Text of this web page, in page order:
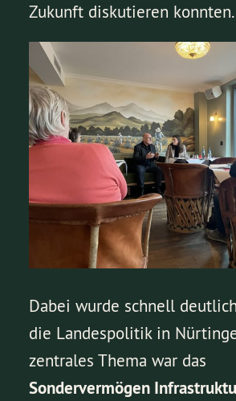
Zukunft diskutieren konnten.
Dabei wurde schnell
die Landespolitik in
zentrales Thema war das
Sondervermögen